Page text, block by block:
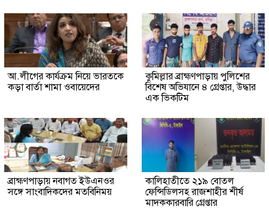
আ.লীগের কার্যক্রম নিয়ে ভারতকে
কড়া বার্তা শামা ওবায়েদের
কুমিল্লার ব্রাহ্মণপাড়ায় পুলিশের
বিশেষ অভিযানে ৪ গ্রেপ্তার, উদ্ধার
এক ভিকটিম
ব্রাহ্মণপাড়ায় নবাগত ইউএনওর
সঙ্গে সাংবাদিকদের মতবিনিময়
কালিহাতীতে ২১৯ বোতল
ফেন্সিডিলসহ রাজশাহীর শীর্ষ
মাদককারবারি গ্রেপ্তার